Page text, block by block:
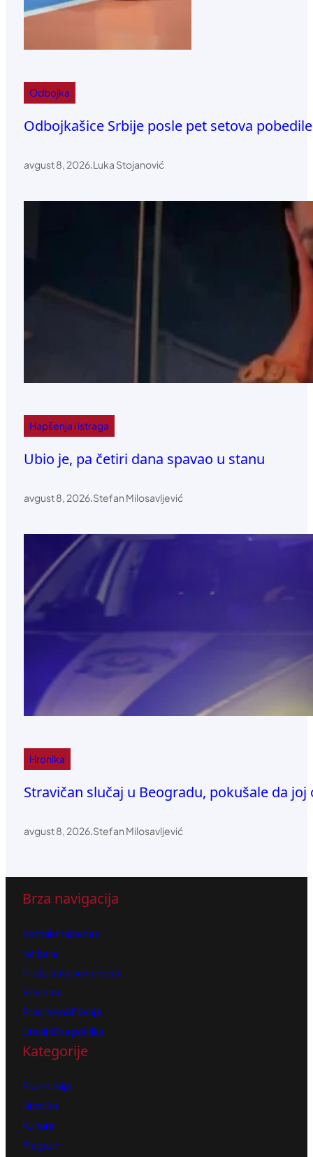
Odbojka
Odbojkašice Srbije posle pet setova
avgust 8, 2026.Luka Stojanović
Hapšenja i istraga
Ubio je, pa četiri dana spavao u stanu
avgust 8, 2026.Stefan Milosavljević
Hronika
Stravičan slučaj u Beogradu, pokušale da
avgust 8, 2026.Stefan Milosavljević
Brza navigacija
Kontaktirajte nas
Karijera
Pretplatite se na vesti
Reklama
Pravila korišćenja
Urednička politika
Kategorije
Ekonomija
Hronika
Kultura
Magazin